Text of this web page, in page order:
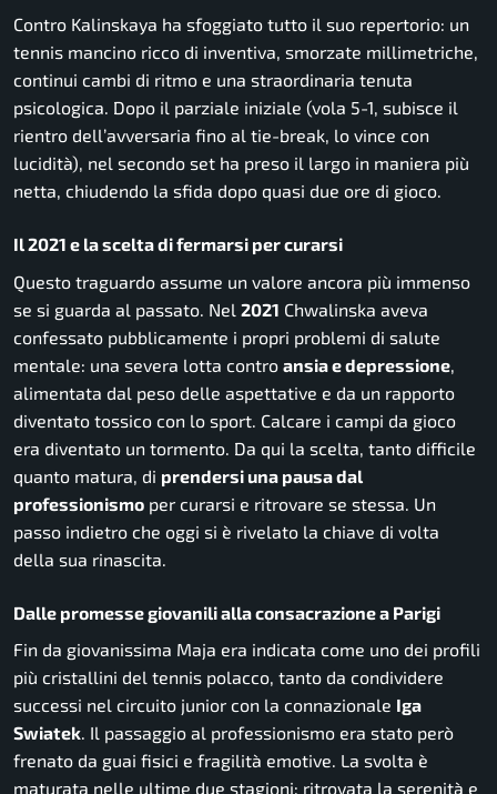
Contro Kalinskaya ha sfoggiato tutto il suo repertorio: un
tennis mancino ricco di inventiva, smorzate millimetriche,
continui cambi di ritmo e una straordinaria tenuta
psicologica. Dopo il parziale iniziale (vola 5-1, subisce il
rientro dell’avversaria fino al tie-break, lo vince con
lucidità), nel secondo set ha preso il largo in maniera più
netta, chiudendo la sfida dopo quasi due ore di gioco.
Il 2021 e la scelta di fermarsi per curarsi
Questo traguardo assume un valore ancora più immenso
se si guarda al passato. Nel 2021 Chwalinska aveva
confessato pubblicamente i propri problemi di salute
mentale: una severa lotta contro ansia e depressione
alimentata dal peso delle aspettative e da un rapporto
diventato tossico con lo sport. Calcare i campi da gioco
era diventato un tormento. Da qui la scelta, tanto difficile
quanto matura, di prendersi una pausa dal
professionismo per curarsi e ritrovare se stessa. Un
passo indietro che oggi si è rivelato la chiave di volta
della sua rinascita.
Dalle promesse giovanili alla consacrazione a Parigi
Fin da giovanissima Maja era indicata come uno dei profili
più cristallini del tennis polacco, tanto da condividere
successi nel circuito junior con la connazionale Iga
Swiatek. Il passaggio al professionismo era stato però
frenato da guai fisici e fragilità emotive. La svolta è
maturata nelle ultime due stagioni: ritrovata la serenità e